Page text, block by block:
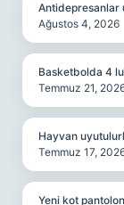
Antidepresanlar
Ağustos 4, 2026
Basketbolda 4
Temmuz 21,
Hayvan
Temmuz 17,
Yeni kot pantolon